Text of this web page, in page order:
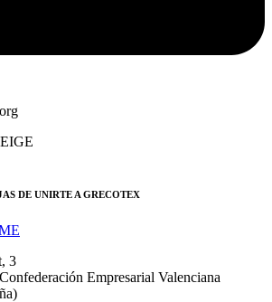
DE UNIRTE A GRECOTEX
3
Empresarial Valenciana